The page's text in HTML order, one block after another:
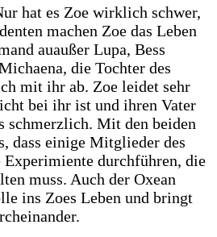
hat es Zoe wirklich schwer,
machen Zoe das Leben
auaußer Lupa, Bess
die Tochter des
mit ihr ab. Zoe leidet sehr
bei ihr ist und ihren Vater
schmerzlich. Mit den beiden
dass einige Mitglieder des
Experimiente durchführen, die
muss. Auch der Oxean
ins Zoes Leben und bringt